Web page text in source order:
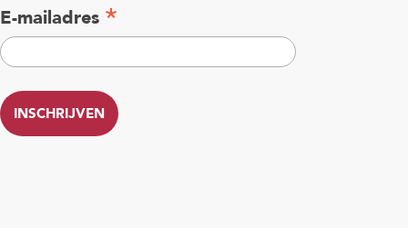
E-mailadres *